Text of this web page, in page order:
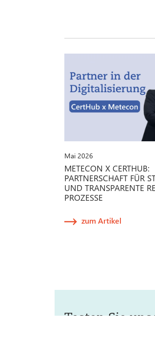
Mai 2026
METECON X CERTHUB:
PARTNERSCHAFT FÜR
UND TRANSPARENTE
PROZESSE
zum Artikel
Testen Sie